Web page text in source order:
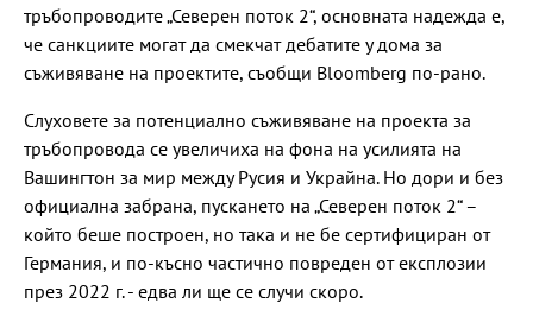
тръбопроводите „Северен поток 2“, основната надежда е,
че санкциите могат да смекчат дебатите у дома за
съживяване на проектите, съобщи Bloomberg по-рано.
Слуховете за потенциално съживяване на проекта за
тръбопровода се увеличиха на фона на усилията на
Вашингтон за мир между Русия и Украйна. Но дори и без
официална забрана, пускането на „Северен поток 2“ –
който беше построен, но така и не бе сертифициран от
Германия, и по-късно частично повреден от експлозии
през 2022 г. - едва ли ще се случи скоро.